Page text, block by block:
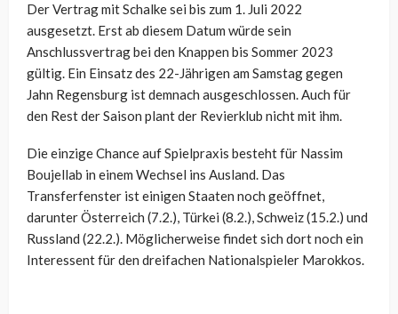
Der Vertrag mit Schalke sei bis zum 1. Juli 2022
ausgesetzt. Erst ab diesem Datum würde sein
Anschlussvertrag bei den Knappen bis Sommer 2023
gültig. Ein Einsatz des 22-Jährigen am Samstag gegen
Jahn Regensburg ist demnach ausgeschlossen. Auch für
den Rest der Saison plant der Revierklub nicht mit ihm.
Die einzige Chance auf Spielpraxis besteht für Nassim
Boujellab in einem Wechsel ins Ausland. Das
Transferfenster ist einigen Staaten noch geöffnet,
darunter Österreich (7.2.), Türkei (8.2.), Schweiz (15.2.) und
Russland (22.2.). Möglicherweise findet sich dort noch ein
Interessent für den dreifachen Nationalspieler Marokkos.